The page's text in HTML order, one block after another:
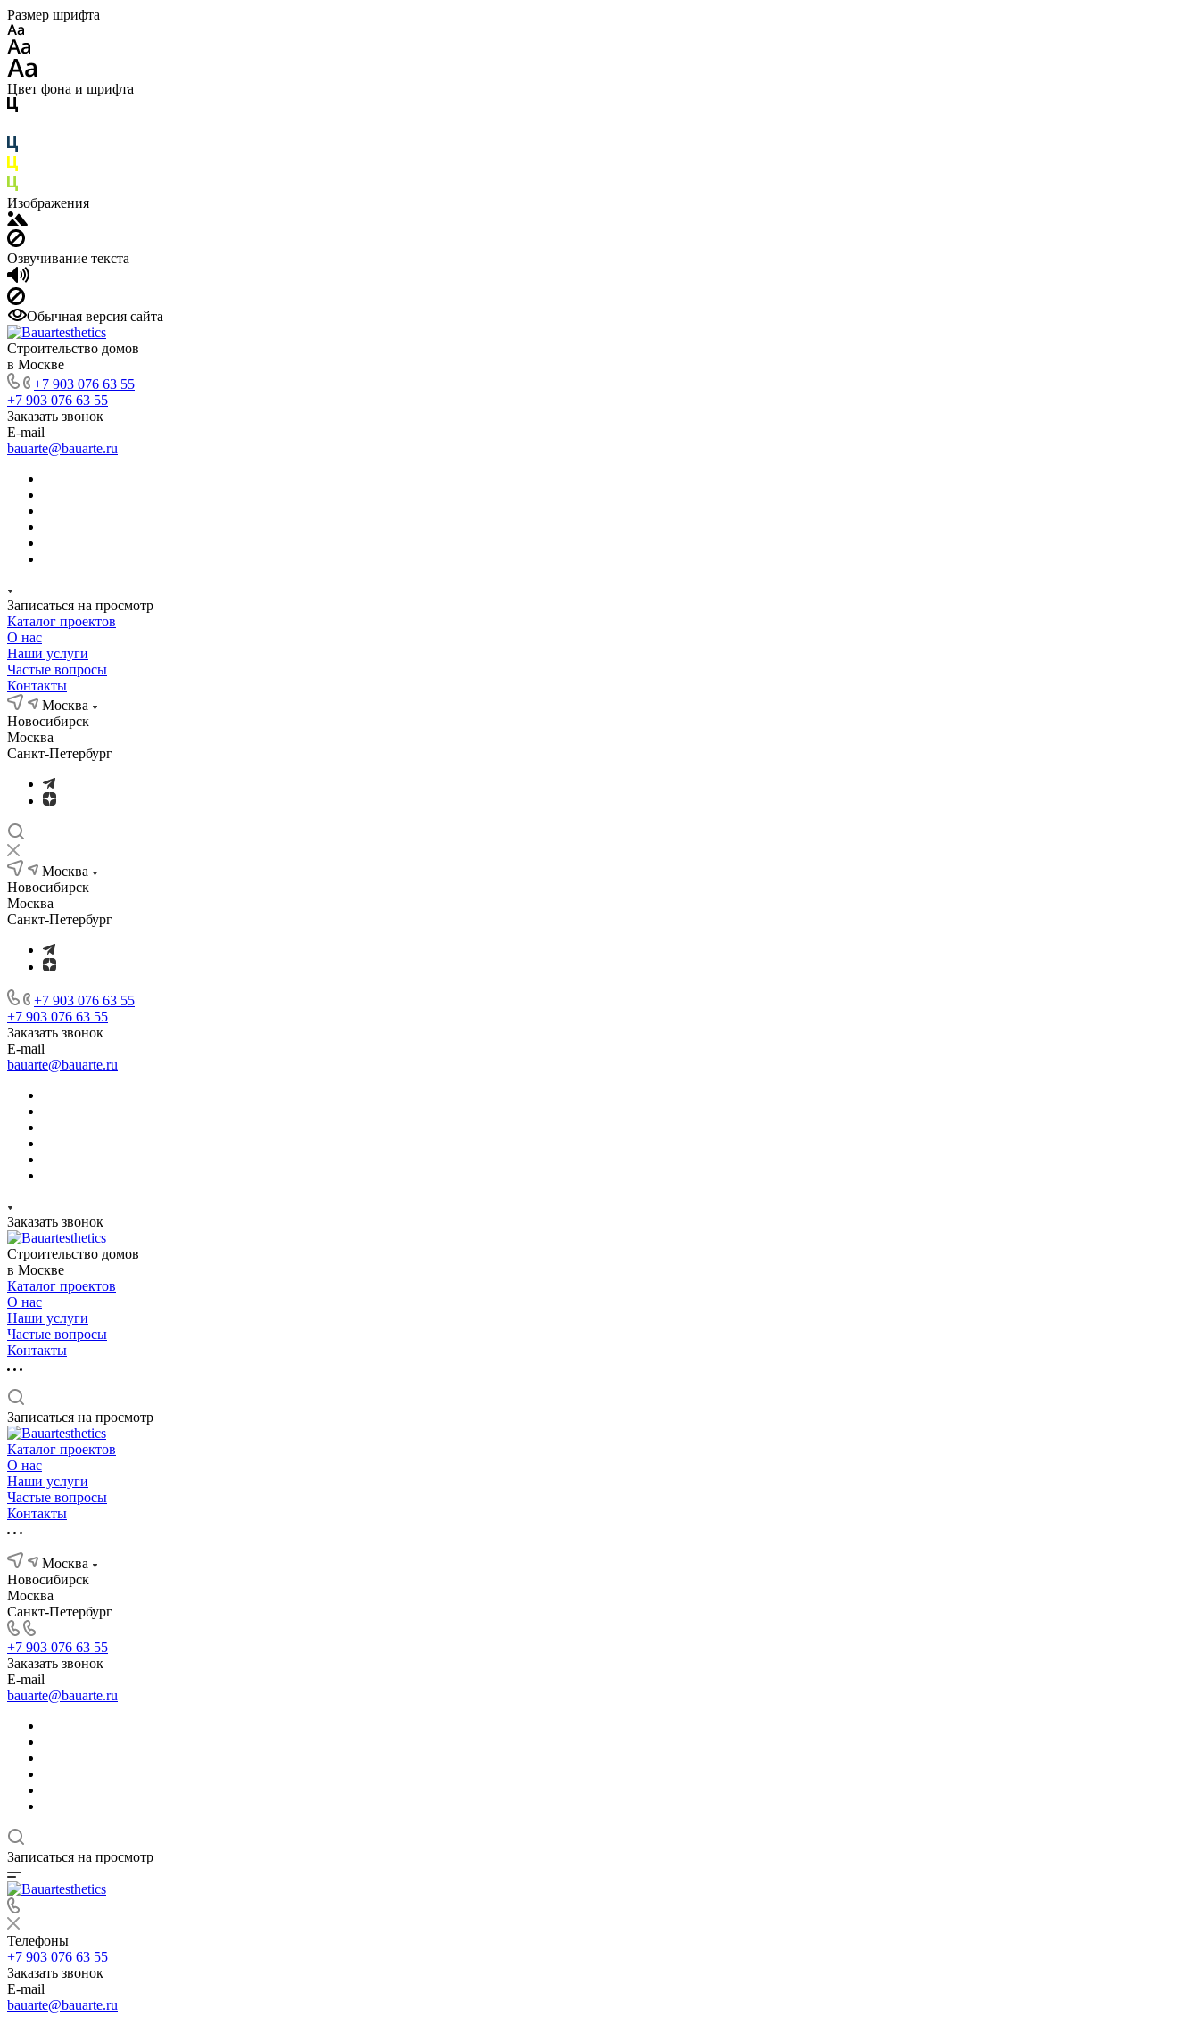
Размер шрифта
Цвет фона и шрифта
Изображения
Озвучивание текста
Обычная версия сайта
Строительство домов
в Москве
+7 903 076 63 55
+7 903 076 63 55
Заказать звонок
E-mail
bauarte@bauarte.ru
Записаться на просмотр
Каталог проектов
О нас
Наши услуги
Частые вопросы
Контакты
Москва
Новосибирск
Москва
Санкт-Петербург
Москва
Новосибирск
Москва
Санкт-Петербург
+7 903 076 63 55
+7 903 076 63 55
Заказать звонок
E-mail
bauarte@bauarte.ru
Заказать звонок
Строительство домов
в Москве
Каталог проектов
О нас
Наши услуги
Частые вопросы
Контакты
Записаться на просмотр
Каталог проектов
О нас
Наши услуги
Частые вопросы
Контакты
Москва
Новосибирск
Москва
Санкт-Петербург
+7 903 076 63 55
Заказать звонок
E-mail
bauarte@bauarte.ru
Записаться на просмотр
Телефоны
+7 903 076 63 55
Заказать звонок
E-mail
bauarte@bauarte.ru